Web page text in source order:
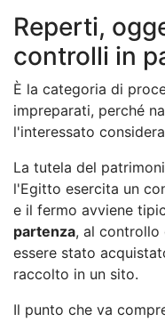
Reperti,
controlli in
È la categoria di
impreparati, perché
l'interessato
La tutela del
l'Egitto esercita un
e il fermo avviene
partenza, al controllo
essere stato
raccolto in un sito.
Il punto che va